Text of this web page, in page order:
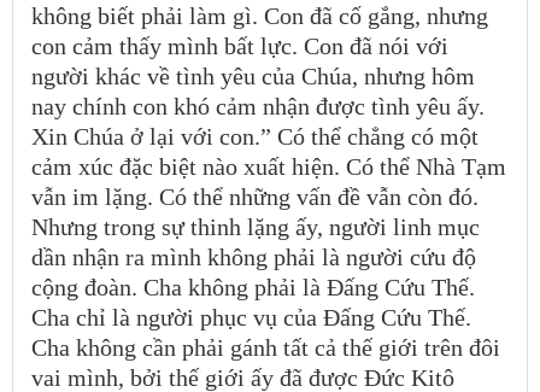
không biết phải làm gì. Con đã cố gắng, nhưng
con cảm thấy mình bất lực. Con đã nói với
người khác về tình yêu của Chúa, nhưng hôm
nay chính con khó cảm nhận được tình yêu ấy.
Xin Chúa ở lại với con.” Có thể chẳng có một
cảm xúc đặc biệt nào xuất hiện. Có thể Nhà Tạm
vẫn im lặng. Có thể những vấn đề vẫn còn đó.
Nhưng trong sự thinh lặng ấy, người linh mục
dần nhận ra mình không phải là người cứu độ
cộng đoàn. Cha không phải là Đấng Cứu Thế.
Cha chỉ là người phục vụ của Đấng Cứu Thế.
Cha không cần phải gánh tất cả thế giới trên đôi
vai mình, bởi thế giới ấy đã được Đức Kitô